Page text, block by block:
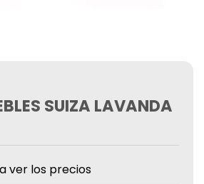
SUIZA LAVANDA
ver los precios